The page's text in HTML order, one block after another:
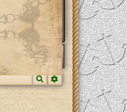
ПоискРасширенный